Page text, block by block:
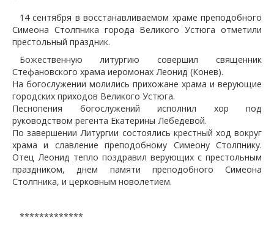
14 сентября в восстанавливаемом храме преподобного
Симеона Столпника города Великого Устюга отметили
престольный праздник.
Божественную литургию совершил священник
Стефановского храма иеромонах Леонид (Конев).
На богослужении молились прихожане храма и верующие
городских приходов Великого Устюга.
Песнопения богослужений исполнил хор под
руководством регента Екатерины Лебедевой.
По завершении Литургии состоялись крестный ход вокруг
храма и славление преподобному Симеону Столпнику.
Отец Леонид тепло поздравил верующих с престольным
праздником, днем памяти преподобного Симеона
Столпника, и церковным новолетием.
*************